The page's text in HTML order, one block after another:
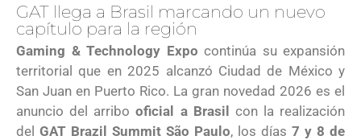
GAT llega a Brasil marcando un nuevo
capítulo para la región
Gaming & Technology Expo continúa su expansión
territorial que en 2025 alcanzó Ciudad de México y
San Juan en Puerto Rico. La gran novedad 2026 es el
anuncio del arribooficial a Brasil con la realización
del GAT Brazil Summit São Paulo, los días 7 y 8 de